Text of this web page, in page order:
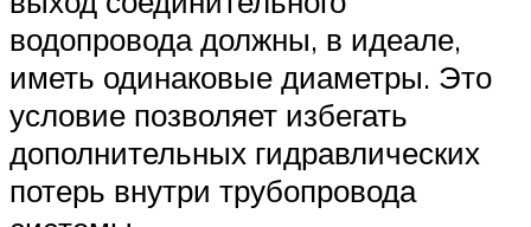
водопровода должны, в идеале,
иметь одинаковые диаметры. Это
условие позволяет избегать
дополнительных гидравлических
потерь внутри трубопровода